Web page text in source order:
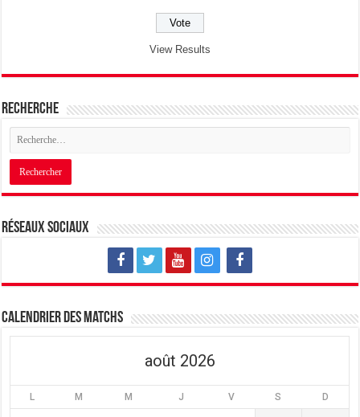
View Results
Recherche
Réseaux sociaux
Calendrier des matchs
août 2026
L M M J V S D